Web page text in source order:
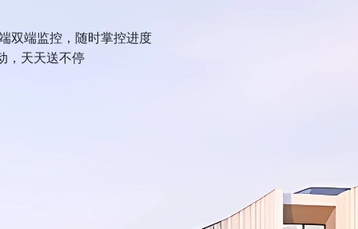
双端监控，随时掌控进度
，天天送不停